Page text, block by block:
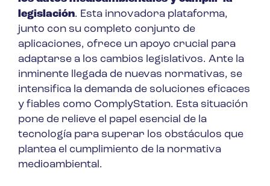
legislación. Esta innovadora plataforma,
junto con su completo conjunto de
aplicaciones, ofrece un apoyo crucial para
adaptarse a los cambios legislativos. Ante la
inminente llegada de nuevas normativas, se
intensifica la demanda de soluciones eficaces
y fiables como ComplyStation. Esta situación
pone de relieve el papel esencial de la
tecnología para superar los obstáculos que
plantea el cumplimiento de la normativa
medioambiental.